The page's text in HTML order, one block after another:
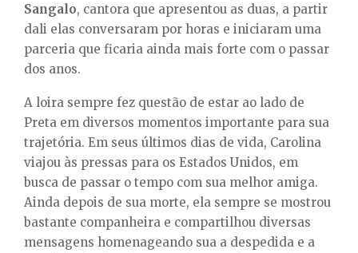
Sangalo, cantora que apresentou as duas, a partir
dali elas conversaram por horas e iniciaram uma
parceria que ficaria ainda mais forte com o passar
dos anos.
A loira sempre fez questão de estar ao lado de
Preta em diversos momentos importante para sua
trajetória. Em seus últimos dias de vida, Carolina
viajou às pressas para os Estados Unidos, em
busca de passar o tempo com sua melhor amiga.
Ainda depois de sua morte, ela sempre se mostrou
bastante companheira e compartilhou diversas
mensagens homenageando sua a despedida e a